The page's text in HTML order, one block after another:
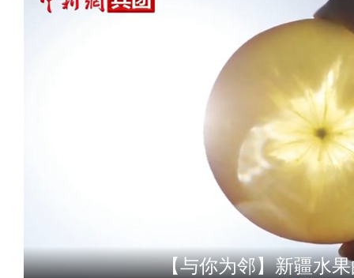
【与你为邻】新疆水